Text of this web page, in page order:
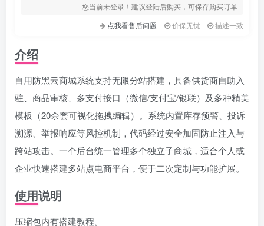
您当前未登录！建议登陆后购买，可保存购买订单
点我看售后问题
价保无忧 描述一致
介绍
自用防黑云商城系统支持无限分站搭建，具备供货商自助入
驻、商品审核、多支付接口（微信/支付宝/银联）及多种精美
模板（20余套可视化拖拽编辑）。系统内置库存预警、投诉
溯源、举报响应等风控机制，代码经过安全加固防止注入与
跨站攻击。一个后台统一管理多个独立子商城，适合个人或
企业快速搭建多站点电商平台，便于二次定制与功能扩展。
使用说明
压缩包内有搭建教程。